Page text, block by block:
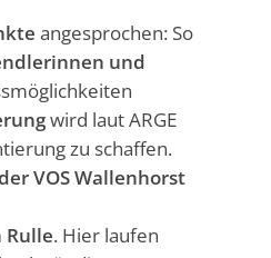
angesprochen: So
und
wird laut ARGE
zu schaffen.
VOS Wallenhorst
Rulle. Hier laufen